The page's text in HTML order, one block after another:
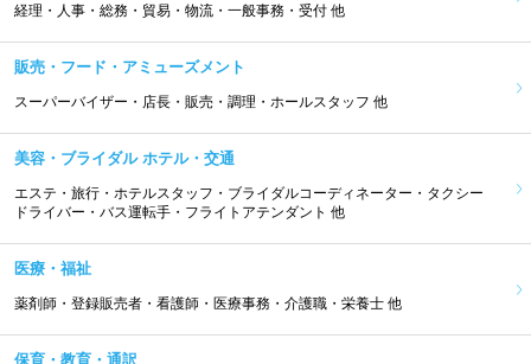
経理・人事・総務・貿易・物流・一般事務・受付 他
販売・フード・アミューズメント
スーパーバイザー・店長・販売・調理・ホールスタッフ 他
美容・ブライダル ホテル・交通
エステ・旅行・ホテルスタッフ・ブライダルコーディネーター・タクシー
ドライバー・バス運転手・フライトアテンダント 他
医療・福祉
薬剤師・登録販売者・看護師・医療事務・介護職・栄養士 他
保育・教育・通訳